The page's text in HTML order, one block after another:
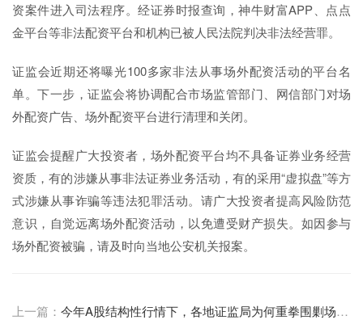
资案件进入司法程序。经证券时报查询，神牛财富APP、点点
金平台等非法配资平台和机构已被人民法院判决非法经营罪。
证监会近期还将曝光100多家非法从事场外配资活动的平台名
单。下一步，证监会将协调配合市场监管部门、网信部门对场
外配资广告、场外配资平台进行清理和关闭。
证监会提醒广大投资者，场外配资平台均不具备证券业务经营
资质，有的涉嫌从事非法证券业务活动，有的采用“虚拟盘”等方
式涉嫌从事诈骗等违法犯罪活动。请广大投资者提高风险防范
意识，自觉远离场外配资活动，以免遭受财产损失。如因参与
场外配资被骗，请及时向当地公安机关报案。
上一篇： 今年A股结构性行情下，各地证监局为何重拳围剿场外配资？